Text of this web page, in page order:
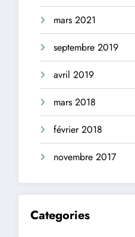
mars 2021
septembre 2019
avril 2019
mars 2018
février 2018
novembre 2017
Categories